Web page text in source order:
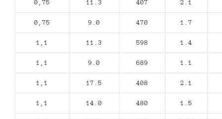
0,75 11.3 407 2.1
0,75 9.0 470 1.7
1,1 11.3 598 1.4
1,1 9.0 689 1.1
1,1 17.5 408 2.1
1,1 14.0 480 1.5